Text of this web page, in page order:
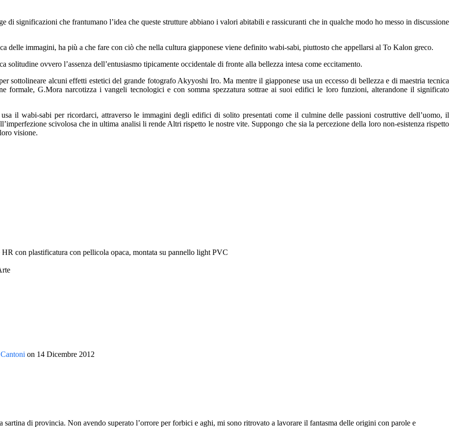
significazioni che frantumano l’idea che queste strutture abbiano i valori abitabili e rassicuranti che in qualche modo ho messo in discussione
delle immagini, ha più a che fare con ciò che nella cultura giapponese viene definito wabi-sabi, piuttosto che appellarsi al To Kalon greco.
solitudine ovvero l’assenza dell’entusiasmo tipicamente occidentale di fronte alla bellezza intesa come eccitamento.
sottolineare alcuni effetti estetici del grande fotografo Akyyoshi Iro. Ma mentre il giapponese usa un eccesso di bellezza e di maestria tecnica
formale, G.Mora narcotizza i vangeli tecnologici e con somma spezzatura sottrae ai suoi edifici le loro funzioni, alterandone il significato
il wabi-sabi per ricordarci, attraverso le immagini degli edifici di solito presentati come il culmine delle passioni costruttive dell’uomo, il
scivolosa che in ultima analisi li rende Altri rispetto le nostre vite. Suppongo che sia la percezione della loro non-esistenza rispetto
visione.
con plastificatura con pellicola opaca, montata su pannello light PVC
on 14 Dicembre 2012
sartina di provincia. Non avendo superato l’orrore per forbici e aghi, mi sono ritrovato a lavorare il fantasma delle origini con parole e